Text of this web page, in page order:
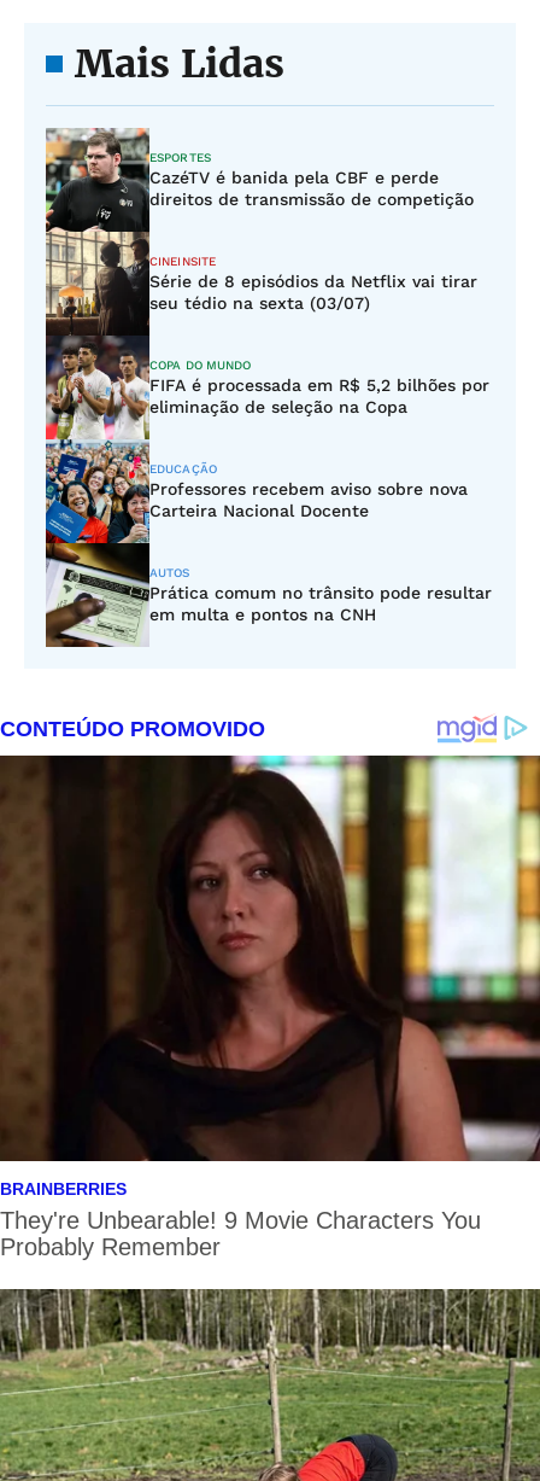
Mais Lidas
ESPORTES
CazéTV é banida pela CBF e perde
direitos de transmissão de competição
CINEINSITE
Série de 8 episódios da Netflix vai tirar
seu tédio na sexta (03/07)
COPA DO MUNDO
FIFA é processada em R$ 5,2 bilhões por
eliminação de seleção na Copa
EDUCAÇÃO
Professores recebem aviso sobre nova
Carteira Nacional Docente
AUTOS
Prática comum no trânsito pode resultar
em multa e pontos na CNH